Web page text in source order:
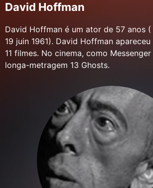
David Hoffman
David Hoffman é um ator de 57 anos
19 juin 1961). David Hoffman
11 filmes. No cinema, como
longa-metragem 13 Ghosts.